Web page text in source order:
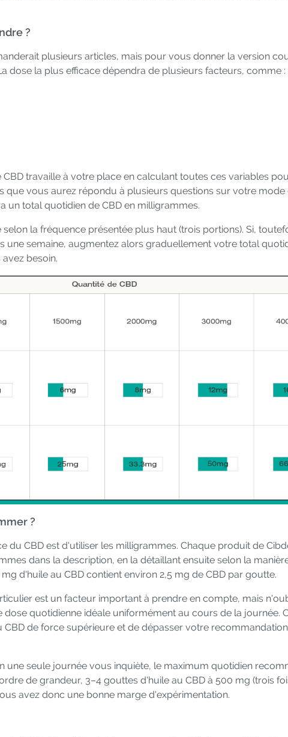
?
plusieurs articles, mais pour vous donner la version
dose la plus efficace dépendra de plusieurs facteurs, comme :
travaille à votre place en calculant toutes ces variables
que vous aurez répondu à plusieurs questions sur votre mode
un total quotidien de CBD en milligrammes.
la fréquence présentée plus haut (trois portions). Si,
une semaine, augmentez alors graduellement votre total
besoin.
?
du CBD est d'utiliser les milligrammes. Chaque produit de
dans la description, en la détaillant ensuite selon la
d'huile au CBD contient environ 2,5 mg de CBD par goutte.
est un facteur important à prendre en compte, mais
quotidienne idéale uniformément au cours de la journée.
CBD de force supérieure et de dépasser votre recommandation
une seule journée vous inquiète, le maximum quotidien
de grandeur, 3–4 gouttes d'huile au CBD à 500 mg (trois
avez donc une bonne marge d'expérimentation.